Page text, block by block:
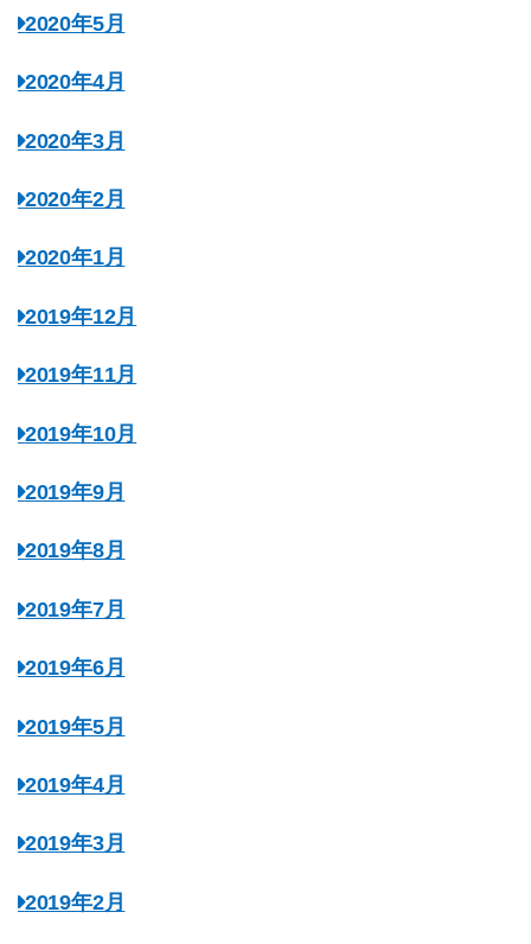
2020年5月
2020年4月
2020年3月
2020年2月
2020年1月
2019年12月
2019年11月
2019年10月
2019年9月
2019年8月
2019年7月
2019年6月
2019年5月
2019年4月
2019年3月
2019年2月